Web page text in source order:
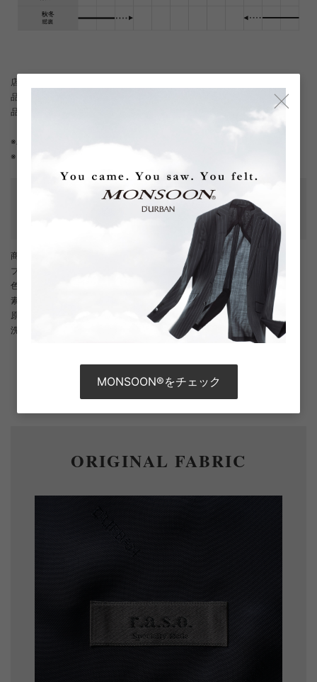
店舗へお問い合わせの際は、下記の品名/品番をお申し付けください。
品名：r.a.s.o. 無地スーツ(背抜き)(サイドベンツ)
品番：1106500120-98.99
※パンツは裾上げ前の状態でのお届けとなります。
※ ご着用には裾上げが必要となります。
サイドベンツ
ワンタック
商品番号
ブランド商品番号
色
素材
： 表地 毛97% /シルク3% / 裏地 キュプラ100% （ベンベルグ）
原産国
洗濯記号
さらに詳しい情報を表示
ORIGINAL FABRIC
×
MONSOON®をチェック